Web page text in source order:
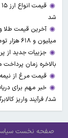
شد
میلیون و ۶۱۸ هزار تومان شد
جزییات جدید از
بالاخره زمان
قیمت مرغ از
خبر مهم برای
شد/ فرآیند واریز
صفحه نخست